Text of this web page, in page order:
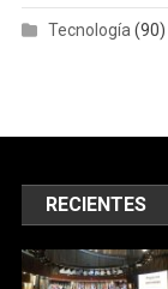
Tecnología(90)
RECIENTES